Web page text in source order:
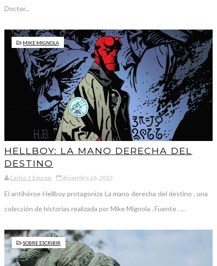
Doctor...
MIKE MIGNOLA
HELLBOY: LA MANO DERECHA DEL
DESTINO
Carlos J. Eguren diciembre 26, 2017
El antihéroe Hellboy protagoniza La mano derecha del destino , una
colección de historias realizada por Mike Mignola . Fuente . ...
SOBRE ESCRIBIR